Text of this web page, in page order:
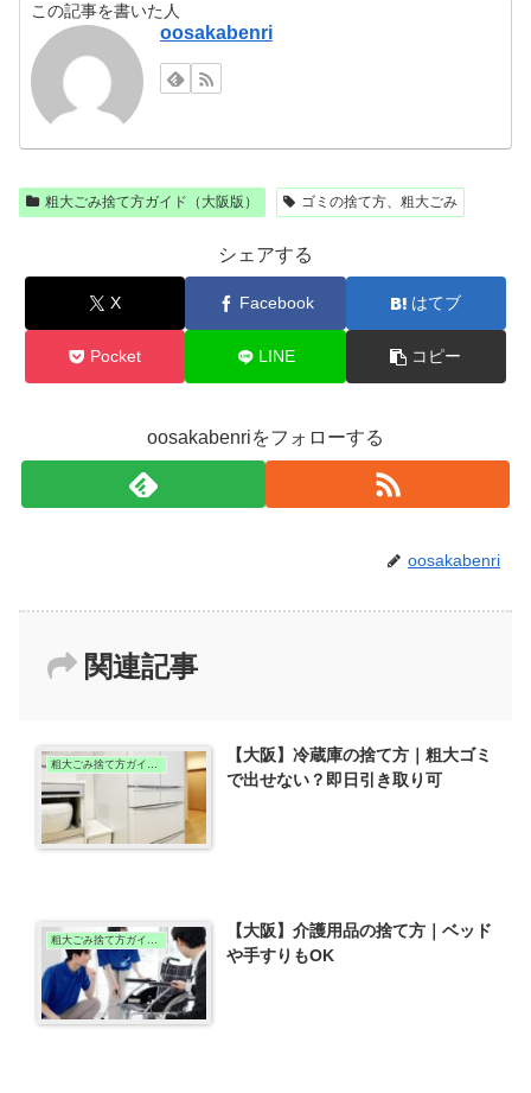
この記事を書いた人
oosakabenri
粗大ごみ捨て方ガイド（大阪版） ゴミの捨て方、粗大ごみ
シェアする
X Facebook はてブ
Pocket LINE コピー
oosakabenriをフォローする
oosakabenri
関連記事
粗大ごみ捨て方ガイド（大阪版）
【大阪】冷蔵庫の捨て方｜粗大ゴミ
で出せない？即日引き取り可
粗大ごみ捨て方ガイド（大阪版）
【大阪】介護用品の捨て方｜ベッド
や手すりもOK